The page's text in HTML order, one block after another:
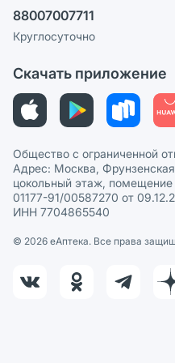
Пользовательское
Политика рекомендаций
Этика и соответствие
Политика в отношении
88007007711
Круглосуточно
Скачать приложение
Общество с ограниченной
Адрес: Москва,
цокольный этаж,
01177-91/00587270 от
ИНН 7704865540
© 2026 eАптека. Все права